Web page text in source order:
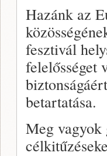
Hazánk az
fesztivál
felelősséget
betartatása.
Meg vagyok